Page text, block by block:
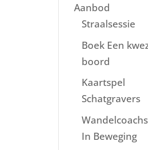
Aanbod
Straalsessie
Boek Een
boord
Kaartspel
Schatgravers
In Beweging